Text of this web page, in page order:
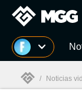
MGG
/ Noticias